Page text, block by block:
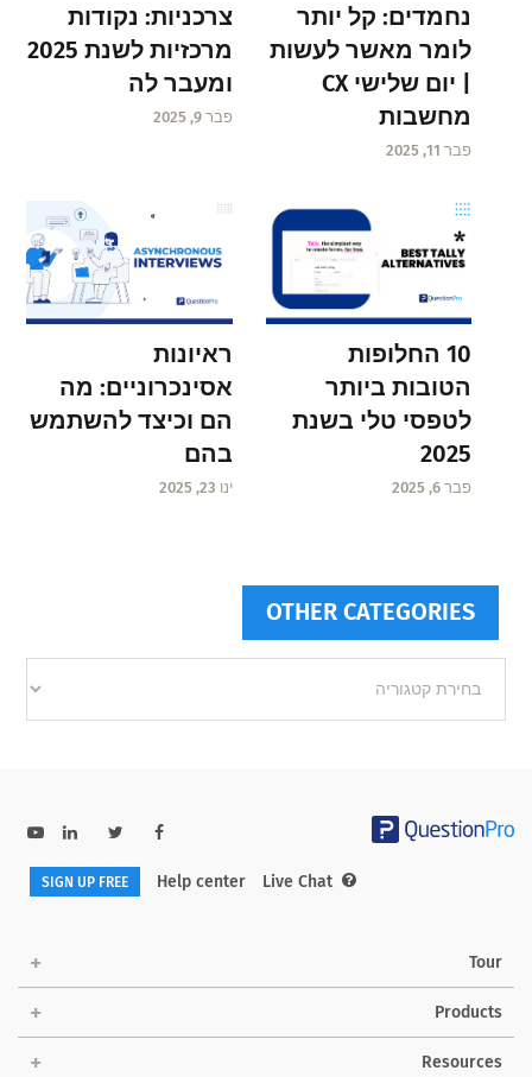
נחמדים: קל יותר
לומר מאשר לעשות
| יום שלישי CX
מחשבות
פבר 11, 2025
צרכניות: נקודות
מרכזיות לשנת 2025
ומעבר לה
פבר 9, 2025
10 החלופות
הטובות ביותר
לטפסי טלי בשנת
2025
פבר 6, 2025
ראיונות
אסינכרוניים: מה
הם וכיצד להשתמש
בהם
ינו 23, 2025
OTHER CATEGORIES
categories
Help center Live Chat
SIGN UP FREE
Tour
Products
Resources